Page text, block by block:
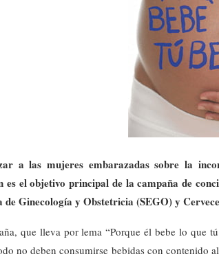
a las mujeres embarazadas sobre la
es el objetivo principal de la campaña de
de Ginecología y Obstetricia (SEGO) y
que lleva por lema “Porque él bebe lo que
no deben consumirse bebidas con contenido